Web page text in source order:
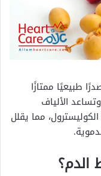
طبيعيًا ممتازًا
الألياف
مما يقلل
الدم؟